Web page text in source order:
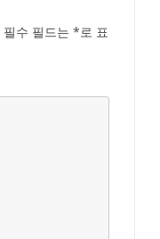
필수 필드는 *로 표